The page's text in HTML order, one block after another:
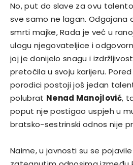
No, put do slave za ovu
sve samo ne lagan. Odgajana
smrti majke, Rada je već u
ulogu njegovateljice i
joj je donijelo snagu i
pretočila u svoju karijeru.
porodici postoji još jedan
polubrat Nenad Manojlović,
poput nje postigao uspjeh u
bratsko-sestrinski odnos nije
Naime, u javnosti su se